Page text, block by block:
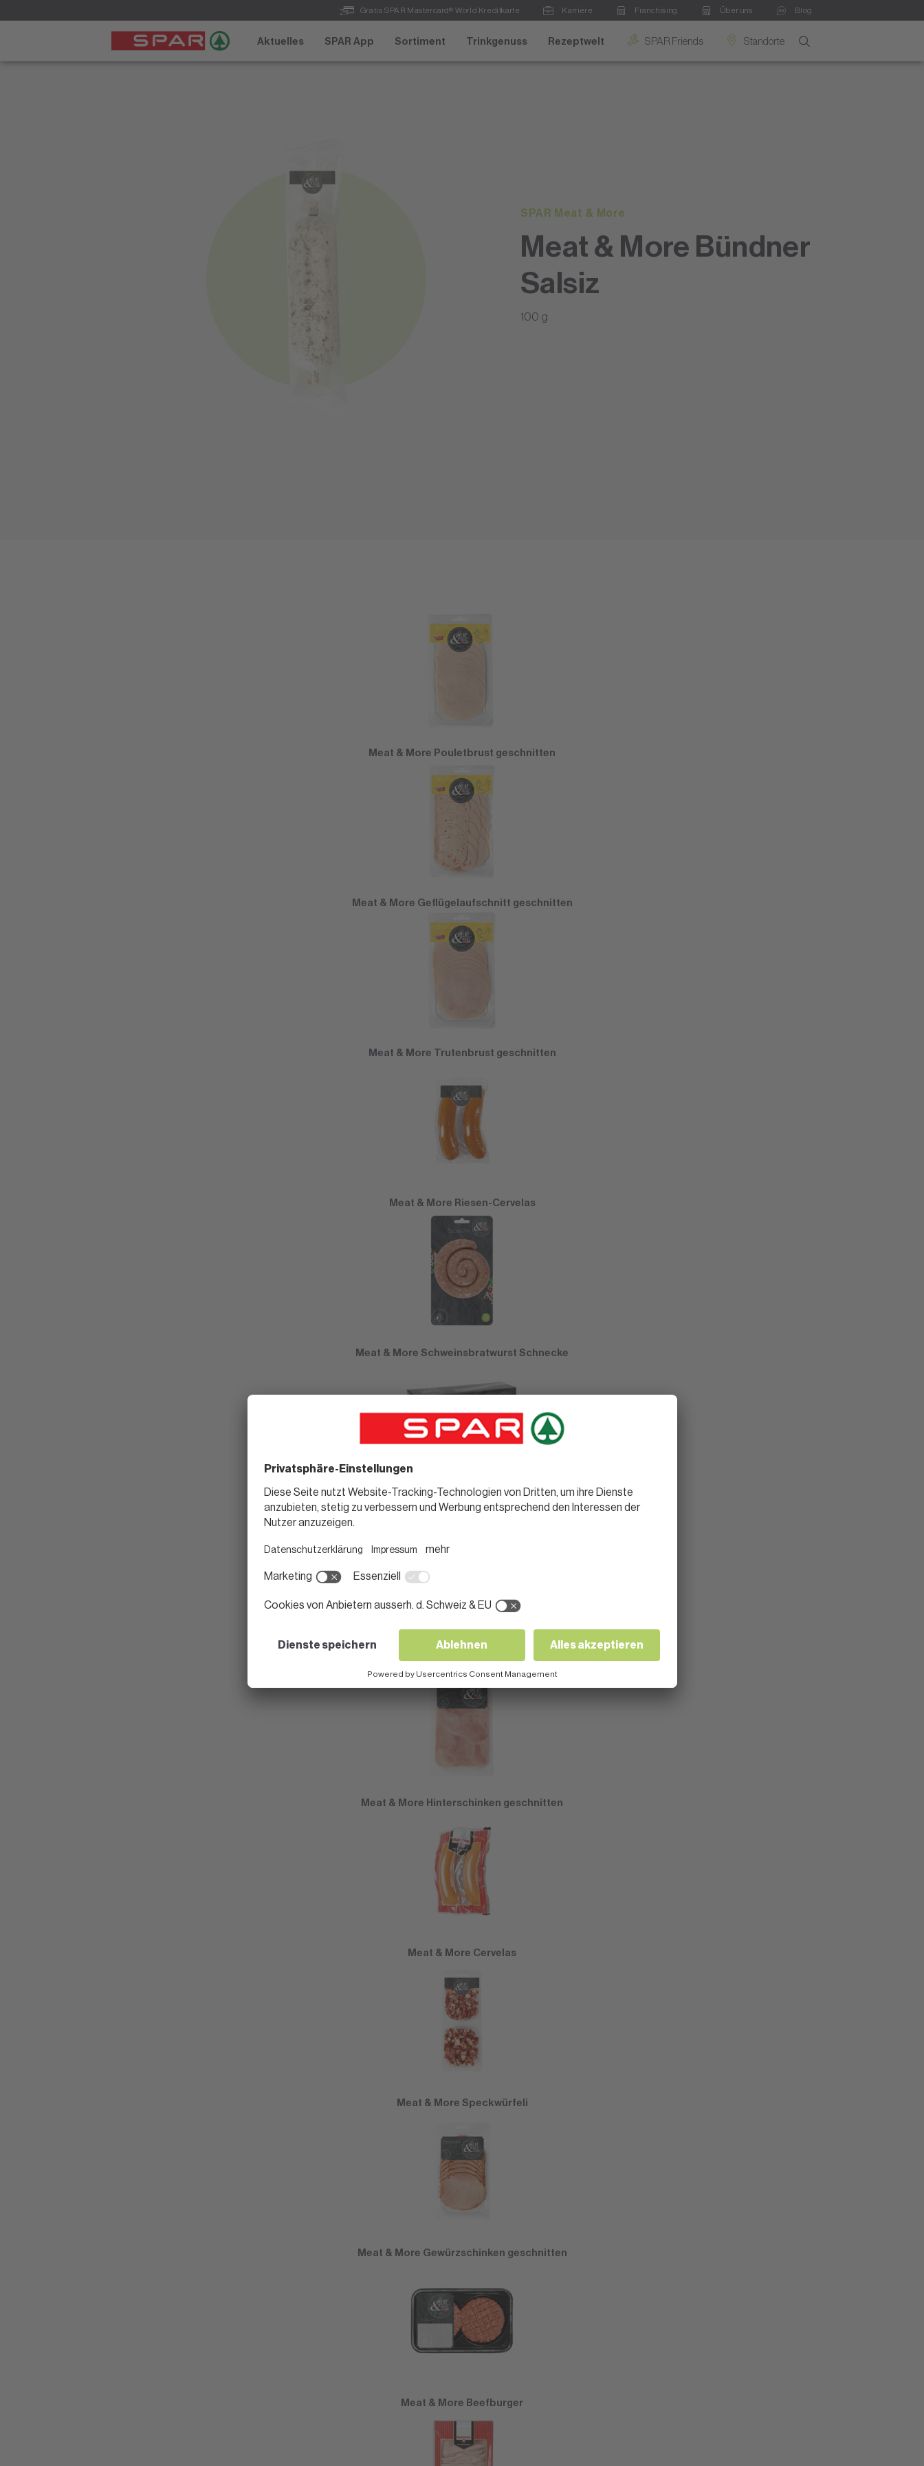
Gratis SPAR Mastercard® World Kreditkarte Karriere Franchising Über uns Blog
Aktuelles SPAR App Sortiment Trinkgenuss Rezeptwelt SPAR Friends Standorte
SPAR Meat & More
Meat & More Bündner
Salsiz
100 g
Meat & More Pouletbrust geschnitten
Meat & More Geflügelaufschnitt geschnitten
Meat & More Trutenbrust geschnitten
Meat & More Riesen-Cervelas
Meat & More Schweinsbratwurst Schnecke
Meat & More Hamburger
Meat & More Weiderind Bündnerfleisch geschnitten
Meat & More Hinterschinken geschnitten
Meat & More Cervelas
Meat & More Speckwürfeli
Meat & More Gewürzschinken geschnitten
Meat & More Beefburger